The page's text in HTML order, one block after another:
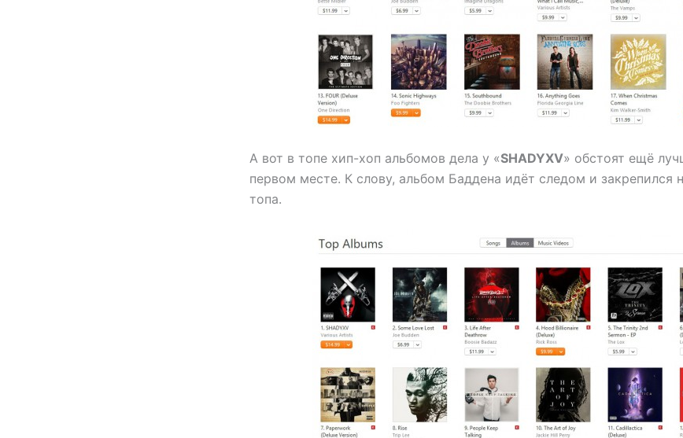
А вот в топе хип-хоп альбомов дела у «SHADYXV» обстоят ещё
первом месте. К слову, альбом Баддена идёт следом и закрепился
топа.